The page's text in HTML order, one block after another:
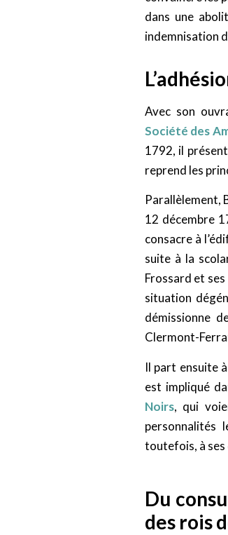
dans une
indemnisation
Avec son
Société des
1792, il
reprend les
Parallèlement,
12 décembre
consacre à
suite à la
Frossard et
situation
démissionne
Clermont-
Il part ensuite
est impliqué
Noirs, qui
personnalités
toutefois, à ses
Du
des rois